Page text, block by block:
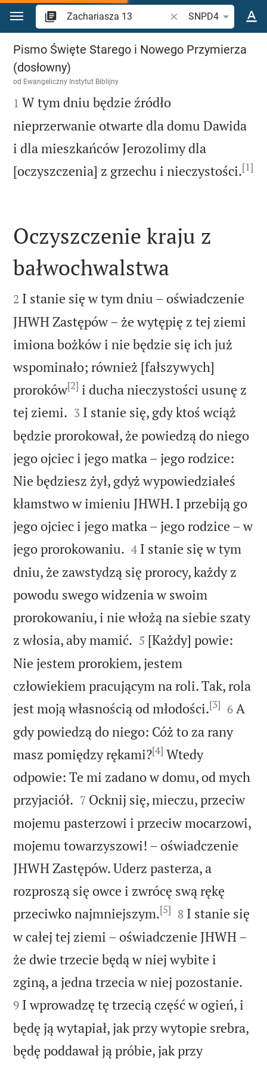
Przejdź do treści
Szukaj wersetu lub
SNPD4
Zachariasza 13
Pismo Święte Starego i Nowego Przymierza
(dosłowny)
od Ewangeliczny Instytut Biblijny

1 W tym dniu będzie źródło
nieprzerwanie otwarte dla domu Dawida
i dla mieszkańców Jerozolimy dla
[oczyszczenia] z grzechu i nieczystości.[1]

Oczyszczenie kraju z
bałwochwalstwa

2 I stanie się w tym dniu – oświadczenie
JHWH Zastępów – że wytępię z tej ziemi
imiona bożków i nie będzie się ich już
wspominało; również [fałszywych]
proroków[2] i ducha nieczystości usunę z
tej ziemi. 

3 I stanie się, gdy ktoś wciąż
będzie prorokował, że powiedzą do niego
jego ojciec i jego matka – jego rodzice:
Nie będziesz żył, gdyż wypowiedziałeś
kłamstwo w imieniu JHWH. I przebiją go
jego ojciec i jego matka – jego rodzice – w
jego prorokowaniu. 

4 I stanie się w tym
dniu, że zawstydzą się prorocy, każdy z
powodu swego widzenia w swoim
prorokowaniu, i nie włożą na siebie szaty
z włosia, aby mamić. 

5 [Każdy] powie:
Nie jestem prorokiem, jestem
człowiekiem pracującym na roli. Tak, rola
jest moją własnością od młodości.[3] 

6 A
gdy powiedzą do niego: Cóż to za rany
masz pomiędzy rękami?[4] Wtedy
odpowie: Te mi zadano w domu, od mych
przyjaciół. 

7 Ocknij się, mieczu, przeciw
mojemu pasterzowi i przeciw mocarzowi,
mojemu towarzyszowi! – oświadczenie
JHWH Zastępów. Uderz pasterza, a
rozproszą się owce i zwrócę swą rękę
przeciwko najmniejszym.[5] 

8 I stanie się
w całej tej ziemi – oświadczenie JHWH –
że dwie trzecie będą w niej wybite i
zginą, a jedna trzecia w niej pozostanie.
9 I wprowadzę tę trzecią część w ogień, i
będę ją wytapiał, jak przy wytopie srebra,
będę poddawał ją próbie, jak przy